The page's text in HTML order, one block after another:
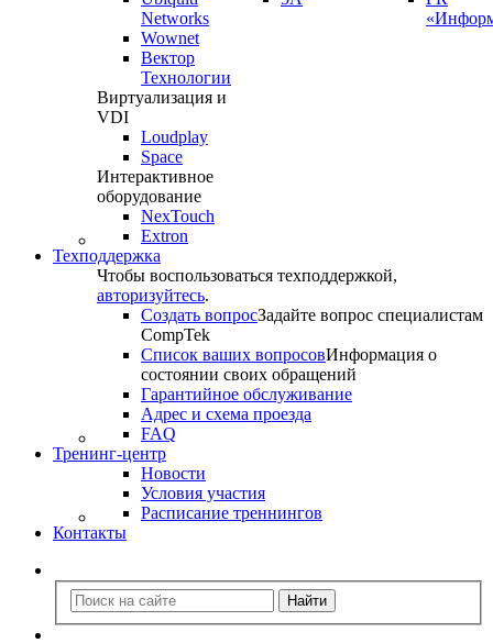
Networks
Wownet
Вектор
Технологии
Виртуализация и
VDI
Loudplay
Space
Интерактивное
оборудование
NexTouch
Extron
Техподдержка
Чтобы воспользоваться техподдержкой,
авторизуйтесь.
Создать вопросЗадайте вопрос специалистам
CompTek
Список ваших вопросовИнформация о
состоянии своих обращений
Гарантийное обслуживание
Адрес и схема проезда
FAQ
Тренинг-центр
Новости
Условия участия
Расписание треннингов
Контакты